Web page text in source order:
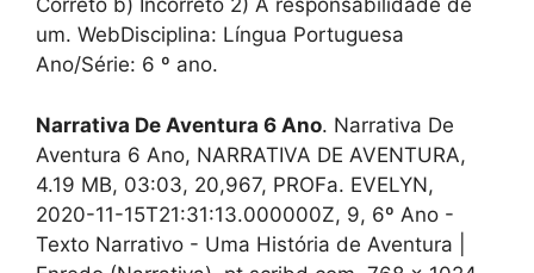
Correto b) Incorreto 2) A responsabilidade de
um. WebDisciplina: Língua Portuguesa
Ano/Série: 6 º ano.
Narrativa De Aventura 6 Ano. Narrativa De
Aventura 6 Ano, NARRATIVA DE AVENTURA,
4.19 MB, 03:03, 20,967, PROFa. EVELYN,
2020-11-15T21:31:13.000000Z, 9, 6º Ano -
Texto Narrativo - Uma História de Aventura |